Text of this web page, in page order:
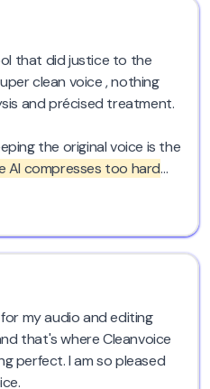
that did justice to the
clean voice , nothing
and précised treatment.
the original voice is the
AI compresses too hard
blabbering ,
pronunciations,
Save time and have a
my audio and editing
that's where Cleanvoice
perfect. I am so pleased